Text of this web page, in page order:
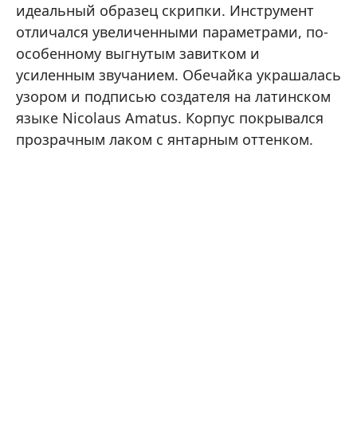
идеальный образец скрипки. Инструмент
отличался увеличенными параметрами, по-
особенному выгнутым завитком и
усиленным звучанием. Обечайка украшалась
узором и подписью создателя на латинском
языке Nicolaus Amatus. Корпус покрывался
прозрачным лаком с янтарным оттенком.